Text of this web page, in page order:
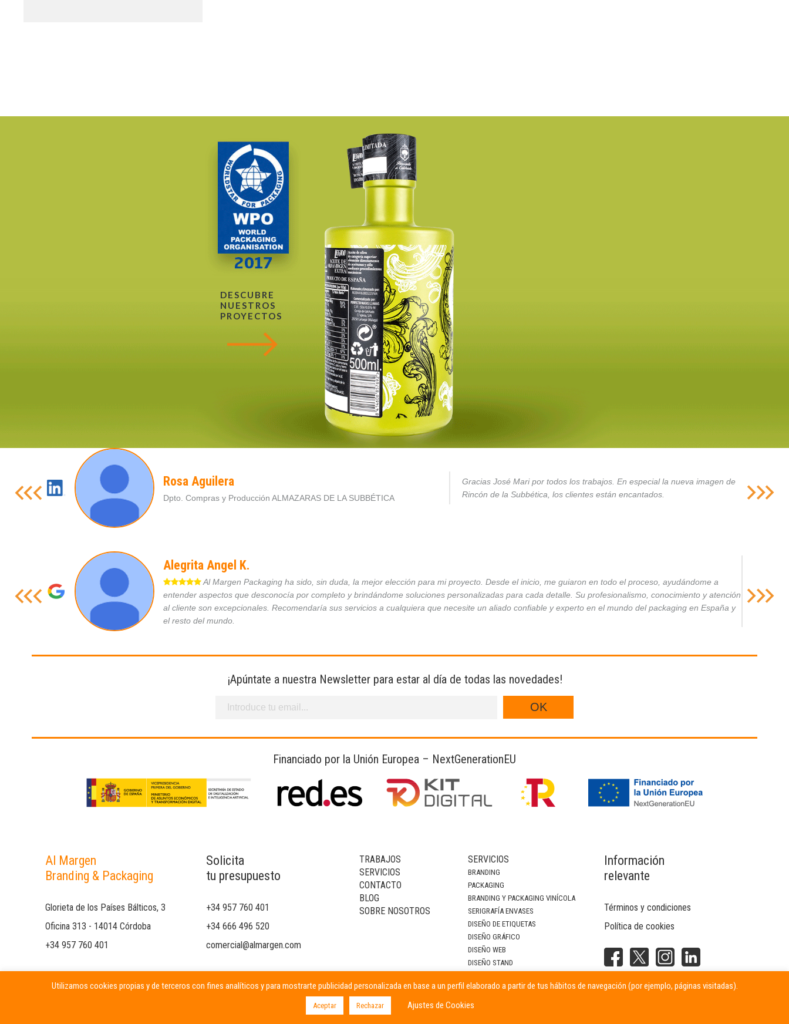
DESCUBRE
NUESTROS
PROYECTOS
Rosa Aguilera
Dpto. Compras y Producción ALMAZARAS DE LA SUBBÉTICA
Gracias José Mari por todos los trabajos. En especial la nueva imagen de
Rincón de la Subbética, los clientes están encantados.
Alegrita Angel K.
Al Margen Packaging ha sido, sin duda, la mejor elección para mi proyecto. Desde el inicio, me guiaron en todo el proceso, ayudándome a
entender aspectos que desconocía por completo y brindándome soluciones personalizadas para cada detalle. Su profesionalismo, conocimiento y atención
al cliente son excepcionales. Recomendaría sus servicios a cualquiera que necesite un aliado confiable y experto en el mundo del packaging en España y
el resto del mundo.
¡Apúntate a nuestra Newsletter para estar al día de todas las novedades!
Financiado por la Unión Europea – NextGenerationEU
Al Margen
Branding & Packaging
Glorieta de los Países Bálticos, 3
Oficina 313 - 14014 Córdoba
+34 957 760 401
Solicita
tu presupuesto
+34 957 760 401
+34 666 496 520
comercial@almargen.com
TRABAJOS
SERVICIOS
CONTACTO
BLOG
SOBRE NOSOTROS
SERVICIOS
BRANDING
PACKAGING
BRANDING Y PACKAGING VINÍCOLA
SERIGRAFÍA ENVASES
DISEÑO DE ETIQUETAS
DISEÑO GRÁFICO
DISEÑO WEB
DISEÑO STAND
CAMPAÑAS PUBLICITARIAS
Información
relevante
Términos y condiciones
Política de cookies
Utilizamos cookies propias y de terceros con fines analíticos y para mostrarte publicidad personalizada en base a un perfil elaborado a partir de tus hábitos de navegación (por ejemplo, páginas visitadas).
Aceptar Rechazar Ajustes de Cookies